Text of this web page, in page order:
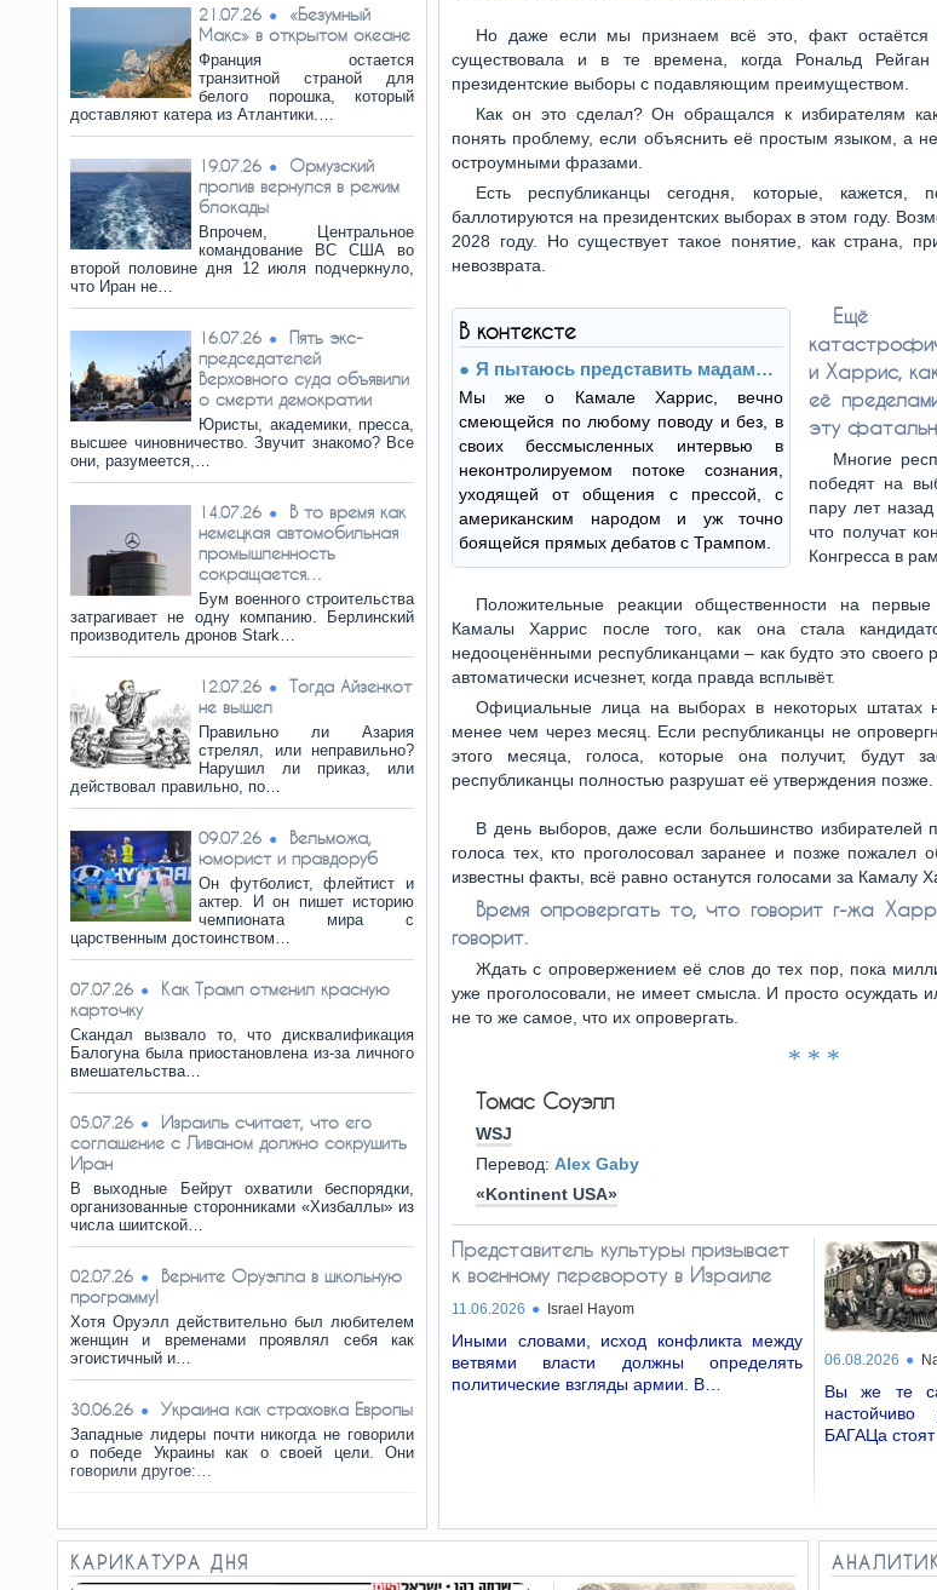
21.07.26
«Безумный
Макс» в открытом океане
Франция остается
транзитной страной для
белого порошка, который
доставляют катера из Атлантики.…
19.07.26
Ормузский
пролив вернулся в режим
блокады
Впрочем, Центральное
командование ВС США во
второй половине дня 12 июля подчеркнуло,
что Иран не…
16.07.26
Пять экс-
председателей
Верховного суда объявили
о смерти демократии
Юристы, академики, пресса,
высшее чиновничество. Звучит знакомо? Все
они, разумеется,…
14.07.26
В то время как
немецкая автомобильная
промышленность
сокращается…
Бум военного строительства
затрагивает не одну компанию. Берлинский
производитель дронов Stark…
12.07.26
Тогда Айзенкот
не вышел
Правильно ли Азария
стрелял, или неправильно?
Нарушил ли приказ, или
действовал правильно, по…
09.07.26
Вельможа,
юморист и правдоруб
Он футболист, флейтист и
актер. И он пишет историю
чемпионата мира с
царственным достоинством…
07.07.26
Как Трамп отменил красную
карточку
Скандал вызвало то, что дисквалификация
Балогуна была приостановлена из-за личного
вмешательства…
05.07.26
Израиль считает, что его
соглашение с Ливаном должно сокрушить
Иран
В выходные Бейрут охватили беспорядки,
организованные сторонниками «Хизбаллы» из
числа шиитской…
02.07.26
Верните Оруэлла в школьную
программу!
Хотя Оруэлл действительно был любителем
женщин и временами проявлял себя как
эгоистичный и…
30.06.26 Украина как страховка Европы
Западные лидеры почти никогда не говорили
о победе Украины как о своей цели. Они
говорили другое:…
«самоубийственная эмпатия»
Запад достиг величия благодаря
капитализму… Опрос 2025 года показал: 62%
Но даже если мы признаем всё это, факт остаётся
существовала и в те времена, когда Рональд
президентские выборы с подавляющим преимуществом.
Как он это сделал? Он обращался к избирателям
понять проблему, если объяснить её простым языком, а
остроумными фразами.
Есть республиканцы сегодня, которые,
баллотируются на президентских выборах в этом году.
2028 году. Но существует такое понятие, как страна,
невозврата.
В контексте
Я пытаюсь представить мадам…
Мы же о Камале Харрис, вечно
смеющейся по любому поводу и без, в
своих бессмысленных интервью в
неконтролируемом потоке сознания,
уходящей от общения с прессой, с
американским народом и уж точно
боящейся прямых дебатов с Трампом.
Ещё
и Харрис,
её
эту
Многие
победят на
пару лет
что получат
Конгресса в
Положительные реакции общественности на первые
Камалы Харрис после того, как она стала
недооценёнными республиканцами – как будто это
автоматически исчезнет, когда правда всплывёт.
Официальные лица на выборах в некоторых штатах
менее чем через месяц. Если республиканцы не
этого месяца, голоса, которые она получит, будут
республиканцы полностью разрушат её утверждения позже.
В день выборов, даже если большинство избирателей
голоса тех, кто проголосовал заранее и позже пожалел
известны факты, всё равно останутся голосами за Камалу
Время опровергать то, что говорит г-жа
говорит.
Ждать с опровержением её слов до тех пор, пока
уже проголосовали, не имеет смысла. И просто осуждать
не то же самое, что их опровергать.
* * *
Томас Соуэлл
WSJ
Перевод: Alex Gaby
«Kontinent USA»
Представитель культуры призывает
к военному перевороту в Израиле
11.06.2026 Israel Hayom
Иными словами, исход конфликта между
ветвями власти должны определять
политические взгляды армии. В…
06.08.2026
Вы же те
БАГАЦа
КАРИКАТУРА ДНЯ